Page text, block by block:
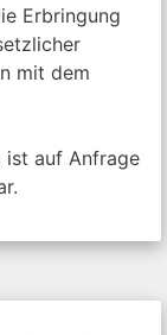
Erbringung
mit dem
ist auf Anfrage